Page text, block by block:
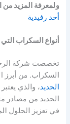
ولمعرفة المزيد من
أحد رفيدية
أنواع السكراب
تخصصت شركة
السكراب. من أبرز
الحديد، والذي
الحديد من مصادر
في تعزيز الحلول